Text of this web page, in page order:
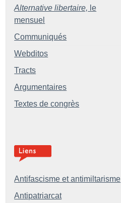
Alternative libertaire, le
mensuel
Communiqués
Webditos
Tracts
Argumentaires
Textes de congrès
Antifascisme et antimiltarisme
Antipatriarcat